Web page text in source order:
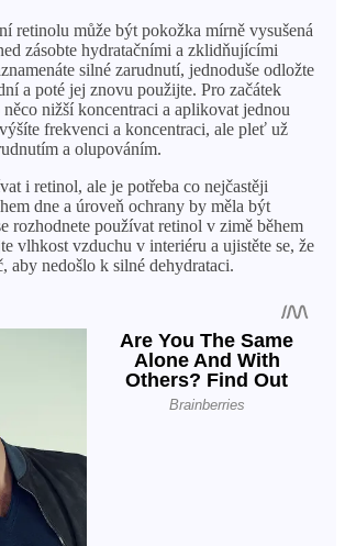
retinolu může být pokožka mírně vysušená
zásobte hydratačními a zklidňujícími
silné zarudnutí, jednoduše odložte
a poté jej znovu použijte. Pro začátek
nižší koncentraci a aplikovat jednou
frekvenci a koncentraci, ale pleť už
a olupováním.
i retinol, ale je potřeba co nejčastěji
dne a úroveň ochrany by měla být
rozhodnete používat retinol v zimě během
vlhkost vzduchu v interiéru a ujistěte se, že
aby nedošlo k silné dehydrataci.